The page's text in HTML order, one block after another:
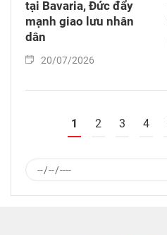
tại Bavaria, Đức đẩy
mạnh giao lưu nhân
dân
20/07/2026
1 2 3 4